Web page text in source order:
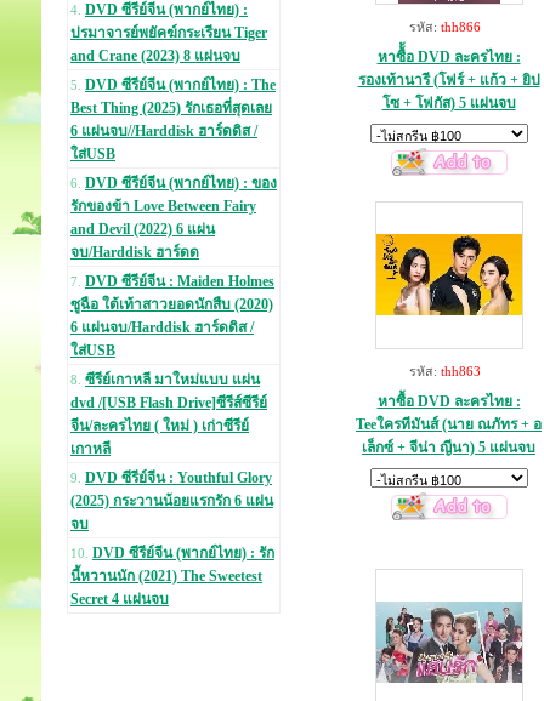
4. DVD ซีรีย์จีน (พากย์ไทย) :
ปรมาจารย์พยัคฆ์กระเรียน Tiger
and Crane (2023) 8 แผ่นจบ
5. DVD ซีรีย์จีน (พากย์ไทย) : The
Best Thing (2025) รักเธอที่สุดเลย
6 แผ่นจบ//Harddisk ฮาร์ดดิส /
ใส่USB
6. DVD ซีรีย์จีน (พากย์ไทย) : ของ
รักของข้า Love Between Fairy
and Devil (2022) 6 แผ่น
จบ/Harddisk ฮาร์ดด
7. DVD ซีรีย์จีน : Maiden Holmes
ซูฉือ ใต้เท้าสาวยอดนักสืบ (2020)
6 แผ่นจบ/Harddisk ฮาร์ดดิส /
ใส่USB
8. ซีรีย์เกาหลี มาใหม่แบบ แผ่น
dvd /[USB Flash Drive]ซีรีส์ซีรีย์
จีน/ละครไทย ( ใหม่ ) เก่าซีรีย์
เกาหลี
9. DVD ซีรีย์จีน : Youthful Glory
(2025) กระวานน้อยแรกรัก 6 แผ่น
จบ
10. DVD ซีรีย์จีน (พากย์ไทย) : รัก
นี้หวานนัก (2021) The Sweetest
Secret 4 แผ่นจบ
รหัส: thh866
หาซื้้อ DVD ละครไทย :
รองเท้านารี (โฟร์ + แก้ว + ยิป
โซ + โฟกัส) 5 แผ่นจบ
รหัส: thh863
หาซื้อ DVD ละครไทย :
Teeใครทีมันส์ (นาย ณภัทร + อ
เล็กซ์ + จีน่า ญีนา) 5 แผ่นจบ